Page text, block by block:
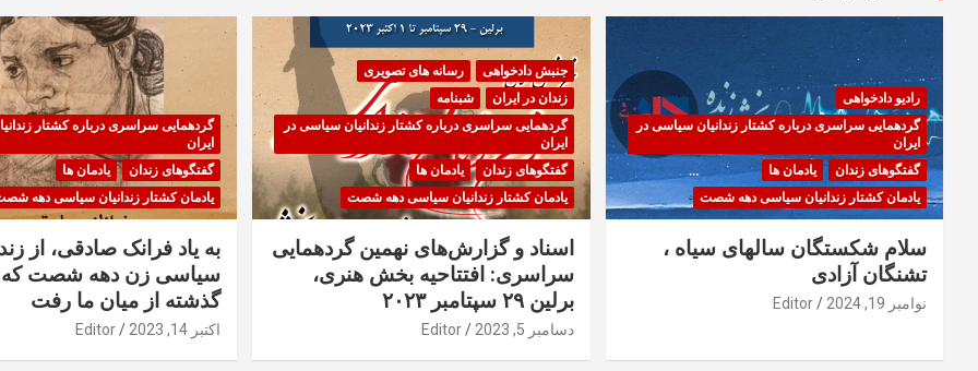
رادیو دادخواهی
گردهمایی سراسری درباره کشتار زندانیان سیاسی در
ایران
گفتگوهای زندان
یادمان ها
یادمان کشتار زندانیان سیاسی دهه شصت
سلام شکستگان سالهای سیاه ،
تشنگان آزادی
نوامبر 19, 2024 Editor
جنبش دادخواهی
رسانه های تصویری
زندان در ایران
شبنامه
گردهمایی سراسری درباره کشتار زندانیان سیاسی در
ایران
گفتگوهای زندان
یادمان ها
یادمان کشتار زندانیان سیاسی دهه شصت
اسناد و گزارش‌های نهمین گردهمایی
سراسری: افتتاحیه بخش هنری،
برلین ۲۹ سپتامبر ۲۰۲۳
دسامبر 5, 2023 Editor
گردهمایی سراسری درباره کشتار
ایران
گفتگوهای زندان
یادمان ها
یادمان کشتار زندانیان سیاسی دهه
به یاد فرانک صادقی، از
سیاسی زن دهه شصت
گذشته از میان ما رفت
اکتبر 14, 2023 Editor